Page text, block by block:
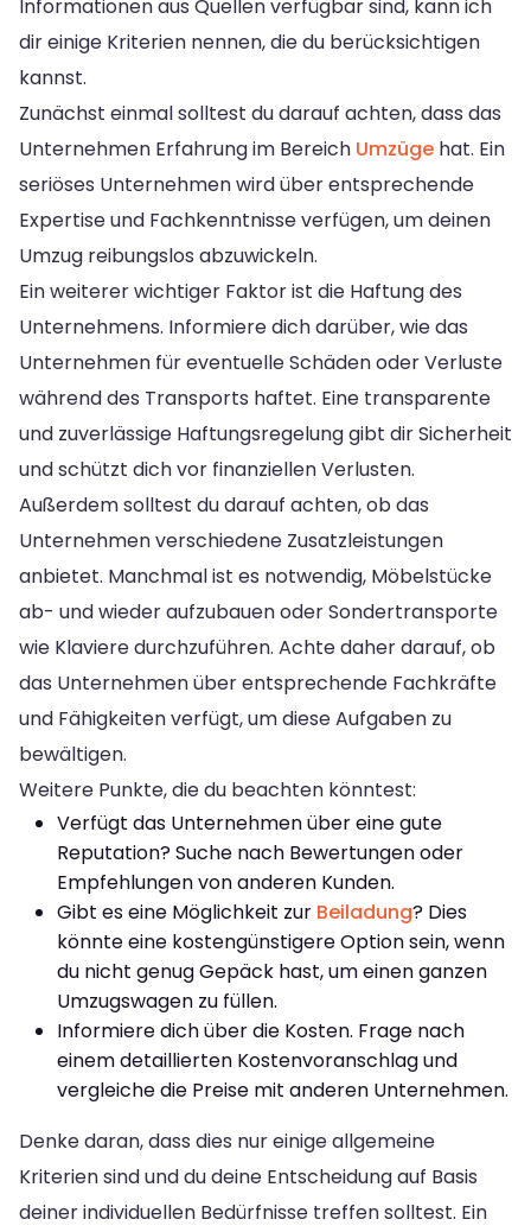
Informationen aus Quellen verfügbar sind, kann ich
dir einige Kriterien nennen, die du berücksichtigen
kannst.
Zunächst einmal solltest du darauf achten, dass das
Unternehmen Erfahrung im Bereich Umzüge hat. Ein
seriöses Unternehmen wird über entsprechende
Expertise und Fachkenntnisse verfügen, um deinen
Umzug reibungslos abzuwickeln.
Ein weiterer wichtiger Faktor ist die Haftung des
Unternehmens. Informiere dich darüber, wie das
Unternehmen für eventuelle Schäden oder Verluste
während des Transports haftet. Eine transparente
und zuverlässige Haftungsregelung gibt dir Sicherheit
und schützt dich vor finanziellen Verlusten.
Außerdem solltest du darauf achten, ob das
Unternehmen verschiedene Zusatzleistungen
anbietet. Manchmal ist es notwendig, Möbelstücke
ab- und wieder aufzubauen oder Sondertransporte
wie Klaviere durchzuführen. Achte daher darauf, ob
das Unternehmen über entsprechende Fachkräfte
und Fähigkeiten verfügt, um diese Aufgaben zu
bewältigen.
Weitere Punkte, die du beachten könntest:
Verfügt das Unternehmen über eine gute
Reputation? Suche nach Bewertungen oder
Empfehlungen von anderen Kunden.
Gibt es eine Möglichkeit zur Beiladung? Dies
könnte eine kostengünstigere Option sein, wenn
du nicht genug Gepäck hast, um einen ganzen
Umzugswagen zu füllen.
Informiere dich über die Kosten. Frage nach
einem detaillierten Kostenvoranschlag und
vergleiche die Preise mit anderen Unternehmen.
Denke daran, dass dies nur einige allgemeine
Kriterien sind und du deine Entscheidung auf Basis
deiner individuellen Bedürfnisse treffen solltest. Ein